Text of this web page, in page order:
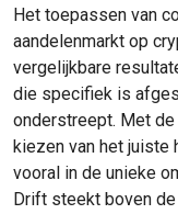
Het toepassen van
aandelenmarkt op
vergelijkbare
die specifiek is
onderstreept. Met
kiezen van het juiste
vooral in de unieke
Drift steekt boven